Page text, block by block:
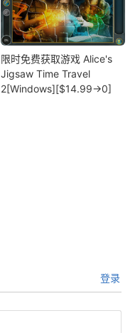
限时免费获取游戏 Alice's
Jigsaw Time Travel
2[Windows][$14.99→0]
登录